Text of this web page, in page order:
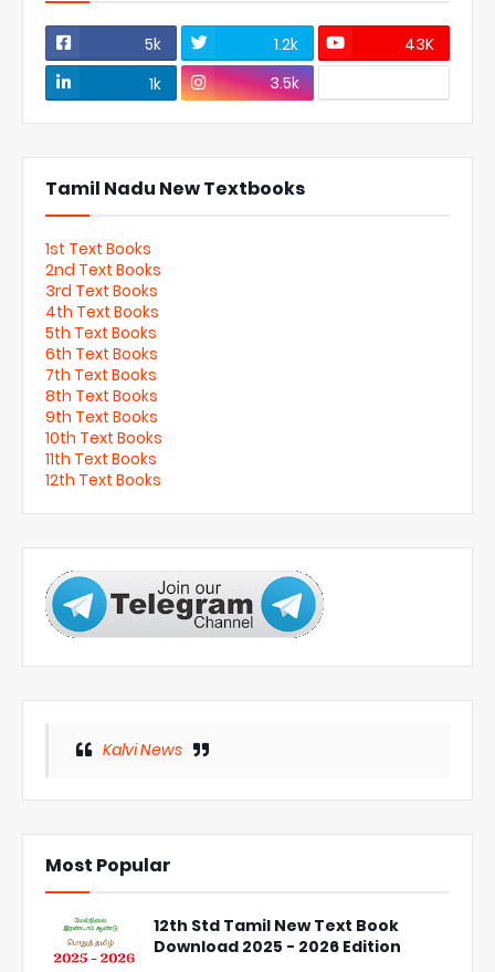
5k 1.2k
43K
1k
3.5k
Tamil Nadu New Textbooks
1st Text Books
2nd Text Books
3rd Text Books
4th Text Books
5th Text Books
6th Text Books
7th Text Books
8th Text Books
9th Text Books
10th Text Books
11th Text Books
12th Text Books
Kalvi News
Most Popular
12th Std Tamil New Text Book
Download 2025 - 2026 Edition